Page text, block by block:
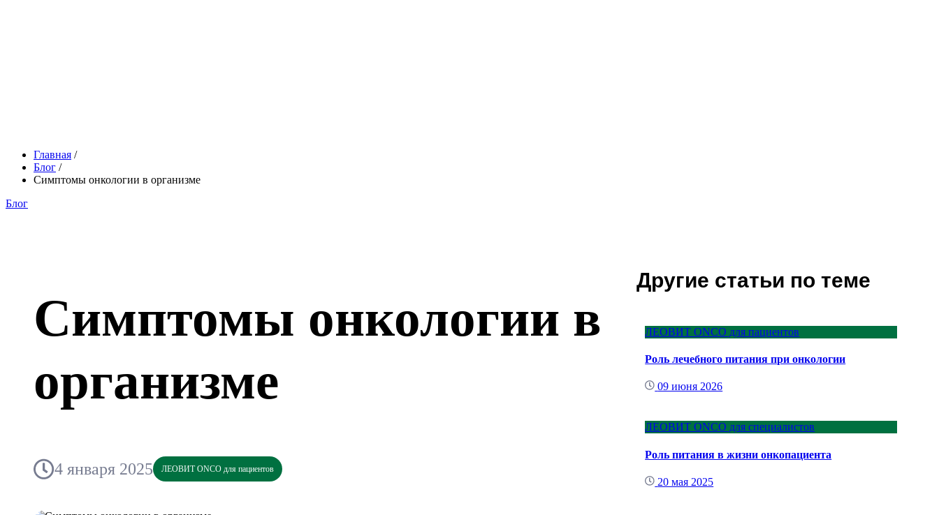
Главная /
Блог /
Симптомы онкологии в организме
Блог
Симптомы онкологии в
организме
4 января 2025 ЛЕОВИТ ONCO для пациентов
Другие статьи по теме
ЛЕОВИТ ONCO для пациентов
Роль лечебного питания при онкологии
09 июня 2026
ЛЕОВИТ ONCO для специалистов
Роль питания в жизни онкопациента
20 мая 2025